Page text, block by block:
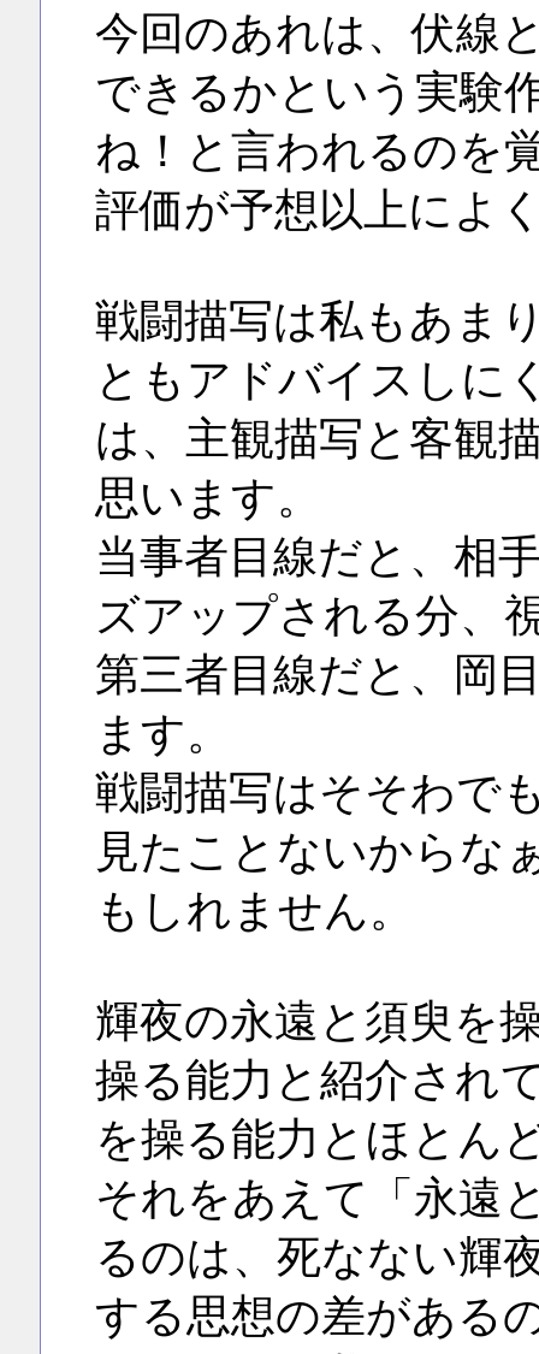
今回のあれは、伏線
できるかという実験
ね！と言われるのを
評価が予想以上によ
戦闘描写は私もあま
ともアドバイスしに
は、主観描写と客観
思います。
当事者目線だと、相
ズアップされる分、
第三者目線だと、岡
ます。
戦闘描写はそそわで
見たことないからな
もしれません。
輝夜の永遠と須臾を
操る能力と紹介され
を操る能力とほとん
それをあえて「永遠
るのは、死なない輝
する思想の差がある